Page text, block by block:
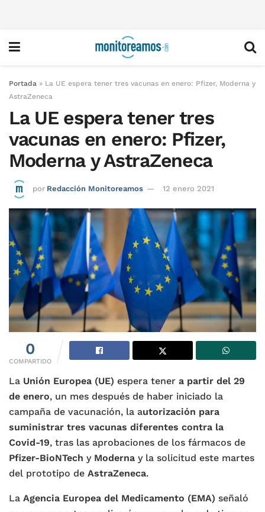
Portada » La UE espera tener tres vacunas en enero: Pfizer, Moderna y
AstraZeneca
La UE espera tener tres
vacunas en enero: Pfizer,
Moderna y AstraZeneca
por Redacción Monitoreamos 12 enero 2021
0
COMPARTIDO
La Unión Europea (UE) espera tener a partir del 29
de enero, un mes después de haber iniciado la
campaña de vacunación, la autorización para
suministrar tres vacunas diferentes contra la
Covid-19, tras las aprobaciones de los fármacos de
Pfizer-BioNTech y Moderna y la solicitud este martes
del prototipo de AstraZeneca.
La Agencia Europea del Medicamento (EMA) señaló